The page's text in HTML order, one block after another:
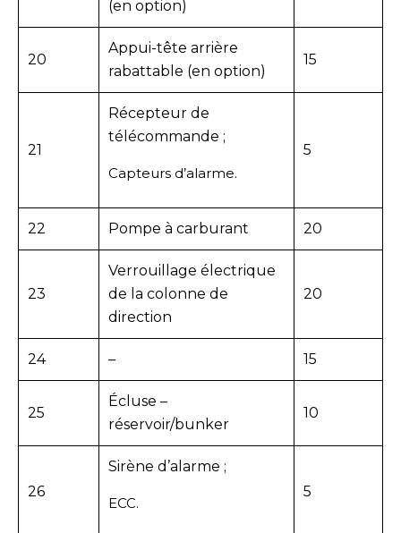
(en option)
20
Appui-tête arrière
rabattable (en option)
15
21
Récepteur de
télécommande ;
Capteurs d’alarme.
5
22 Pompe à carburant 20
23
Verrouillage électrique
de la colonne de
direction
20
24 – 15
25
Écluse –
réservoir/bunker
10
26
Sirène d’alarme ;
ECC.
5